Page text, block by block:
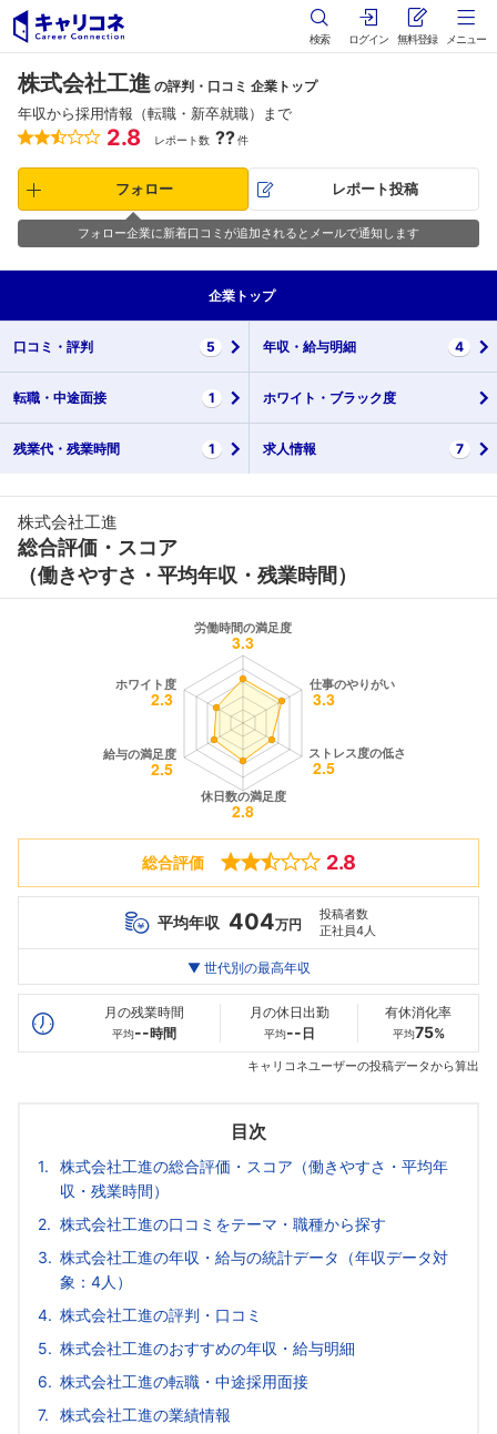
検索 ログイン 無料登録 メニュー
株式会社工進 の評判・口コミ 企業トップ
年収から採用情報（転職・新卒就職）まで
2.8 レポート数 ??件
フォロー レポート投稿
フォロー企業に新着口コミが追加されるとメールで通知します
企業 トップ
口コミ・ 評判 5 年収・ 給与明細 4
転職・ 中途面接 1 ホワイト・ ブラック度
残業代・ 残業時間 1 求人情報 7
株式会社工進
総合評価・スコア
（働きやすさ・平均年収・残業時間）
総合評価 2.8
平均年収 404万円
投稿者数
正社員4人
最高年収
20代
518万
30代
--万
--万
▼ 世代別の最高年収
月の残業時間
平均--時間
月の休日出勤
平均-- 日
有休消化率
平均75%
キャリコネユーザーの投稿データから算出
目次
株式会社工進の総合評価・スコア（働きやすさ・平均年
収・残業時間）
株式会社工進の口コミをテーマ・職種から探す
株式会社工進の年収・給与の統計データ（年収データ対
象：4人）
株式会社工進の評判・口コミ
株式会社工進のおすすめの年収・給与明細
株式会社工進の転職・中途採用面接
株式会社工進の業績情報